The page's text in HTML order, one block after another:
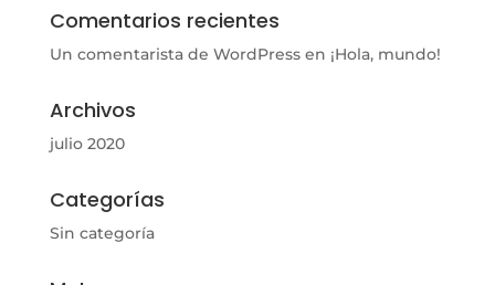
Comentarios recientes
Un comentarista de WordPressen ¡Hola, mundo!
Archivos
julio 2020
Categorías
Sin categoría